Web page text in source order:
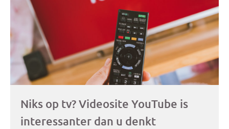
Niks op tv? Videosite YouTube is
interessanter dan u denkt